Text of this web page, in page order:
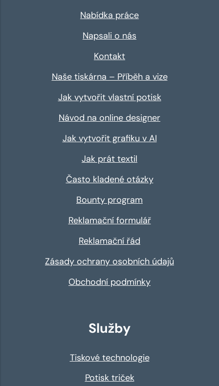
Nabídka práce
Napsali o nás
Kontakt
Naše tiskárna – Příběh a vize
Jak vytvořit vlastní potisk
Návod na online designer
Jak vytvořit grafiku v AI
Jak prát textil
Často kladené otázky
Bounty program
Reklamační formulář
Reklamační řád
Zásady ochrany osobních údajů
Obchodní podmínky
Služby
Tiskové technologie
Potisk triček